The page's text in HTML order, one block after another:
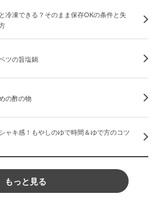
冷凍できる？そのまま保存OKの条件と失
ツの旨塩鍋
の酢の物
ャキ感！もやしのゆで時間＆ゆで方のコツ
もっと見る